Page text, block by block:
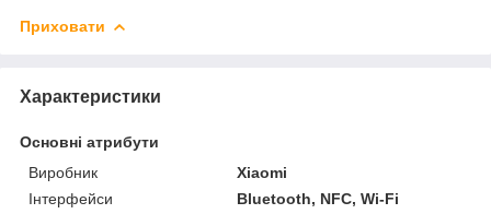
Приховати
Характеристики
Основні атрибути
Виробник
Xiaomi
Інтерфейси
Bluetooth, NFC, Wi-Fi